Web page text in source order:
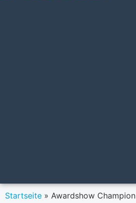
Startseite » Awardshow Champion